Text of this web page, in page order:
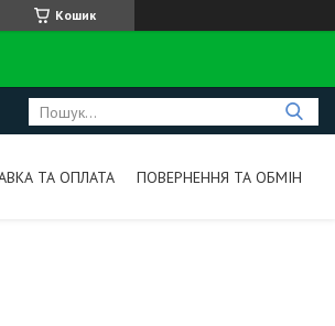
Кошик
ТА ОПЛАТА ПОВЕРНЕННЯ ТА ОБМІН